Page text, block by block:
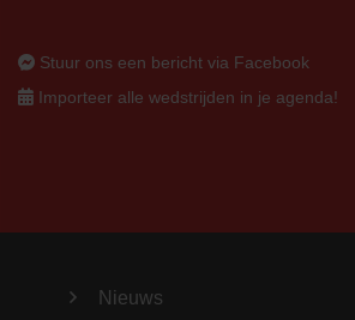
Stuur ons een bericht via Facebook
Importeer alle wedstrijden in je agenda!
Nieuws